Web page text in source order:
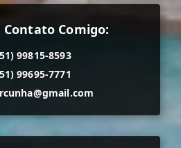
Comigo:
99815-8593
99695-7771